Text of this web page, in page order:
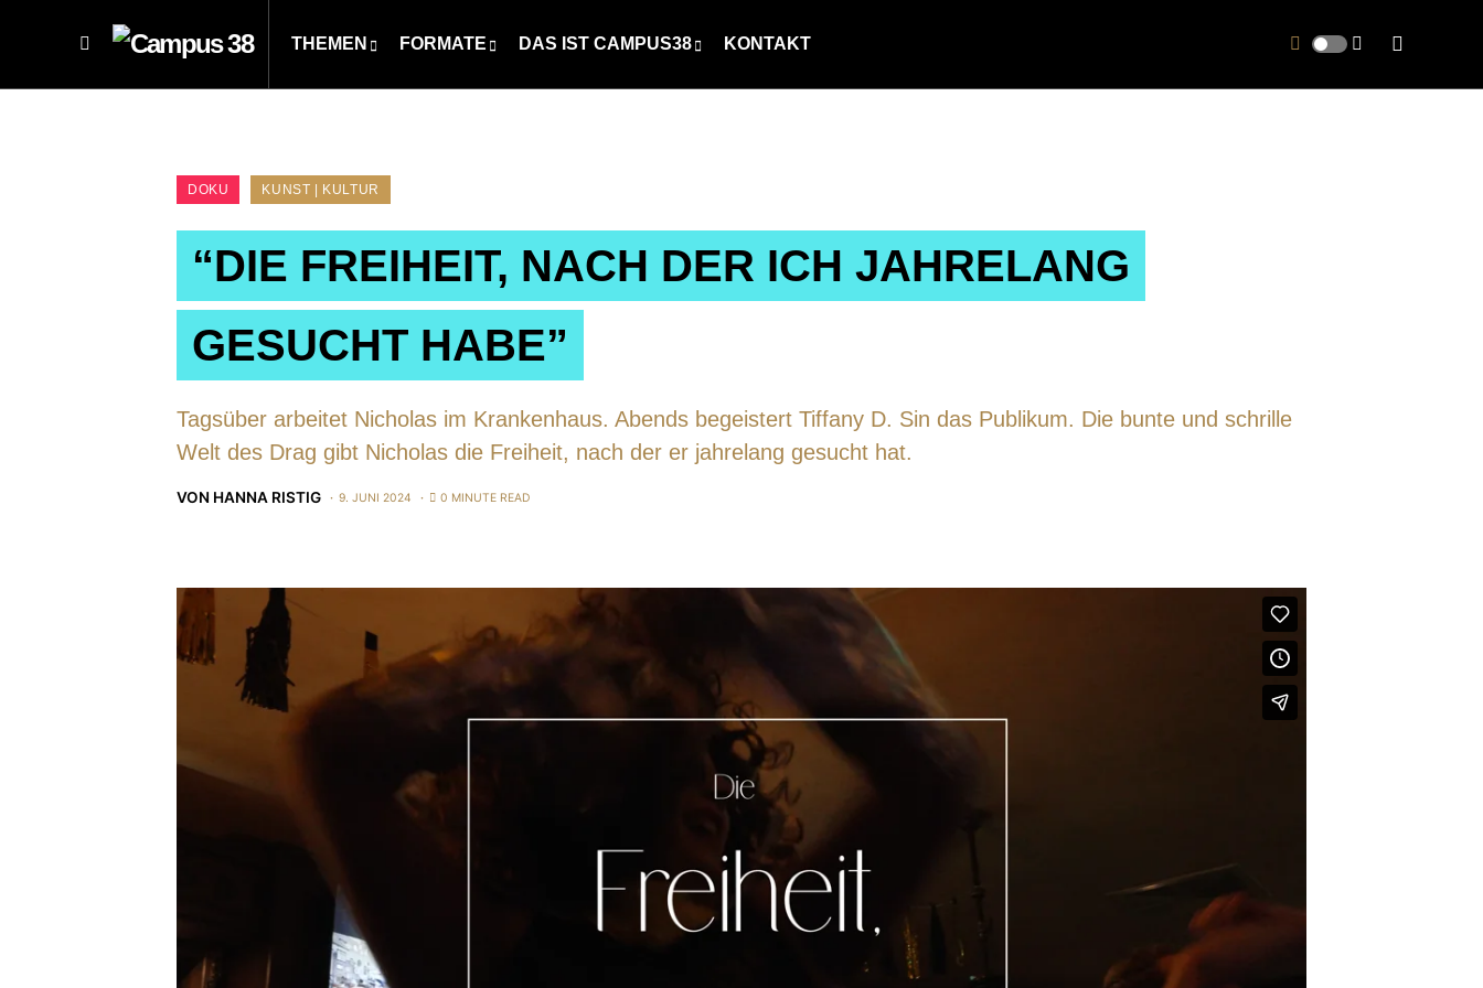
THEMEN FORMATE DAS IST CAMPUS38 KONTAKT
DOKU KUNST | KULTUR
“DIE FREIHEIT, NACH DER ICH JAHRELANG
GESUCHT HABE”
Tagsüber arbeitet Nicholas im Krankenhaus. Abends begeistert Tiffany D. Sin das Publikum. Die bunte und schrille
Welt des Drag gibt Nicholas die Freiheit, nach der er jahrelang gesucht hat.
VON HANNA RISTIG 9. JUNI 2024 0 MINUTE READ